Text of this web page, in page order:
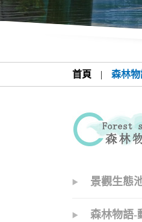
首頁 | 森林物
景觀生態
森林物語-